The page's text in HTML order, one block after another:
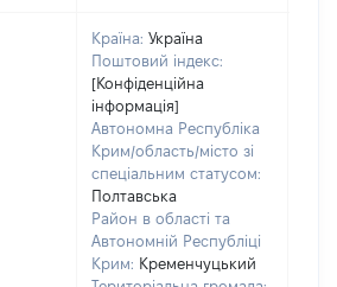
Країна: Україна
Поштовий індекс:
[Конфіденційна
інформація]
Автономна Республіка
Крим/область/місто зі
спеціальним статусом:
Полтавська
Район в області та
Автономній Республіці
Крим: Кременчуцький